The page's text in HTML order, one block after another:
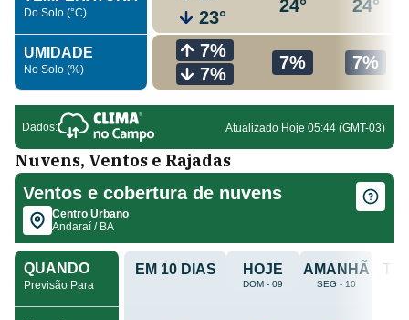
Nuvens, Ventos e Rajadas